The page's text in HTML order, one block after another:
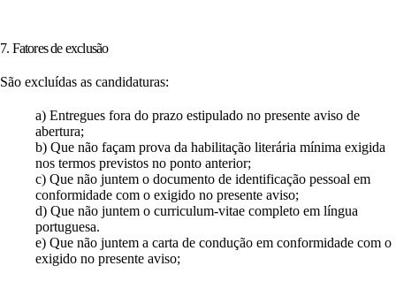
7. Fatores de exclusão
São excluídas as candidaturas:
a) Entregues fora do prazo estipulado no presente aviso de
abertura;
b) Que não façam prova da habilitação literária mínima exigida
nos termos previstos no ponto anterior;
c) Que não juntem o documento de identificação pessoal em
conformidade com o exigido no presente aviso;
d) Que não juntem o curriculum-vitae completo em língua
portuguesa.
e) Que não juntem a carta de condução em conformidade com o
exigido no presente aviso;